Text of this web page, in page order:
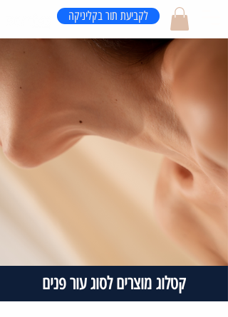
לקביעת תור בקליניקה
קטלוג מוצרים לסוג עור פנים